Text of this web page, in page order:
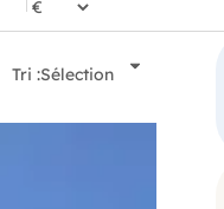
Tri :Sélection